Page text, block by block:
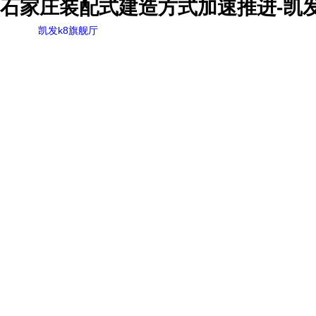
石家庄装配式建造方式加速推进-凯
凯发k8旗舰厅